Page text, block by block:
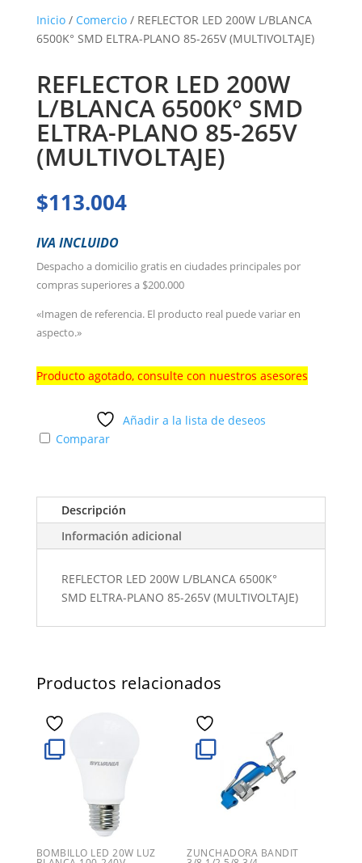
Inicio/ Comercio/ REFLECTOR LED 200W L/BLANCA
6500K° SMD ELTRA-PLANO 85-265V (MULTIVOLTAJE)
REFLECTOR LED 200W
L/BLANCA 6500K° SMD
ELTRA-PLANO 85-265V
(MULTIVOLTAJE)
$113.004
IVA INCLUIDO
Despacho a domicilio gratis en ciudades principales por
compras superiores a $200.000
«Imagen de referencia. El producto real puede variar en
aspecto.»
Producto agotado, consulte con nuestros asesores
Añadir a la lista de deseos
Comparar
Descripción
Información adicional
REFLECTOR LED 200W L/BLANCA 6500K°
SMD ELTRA-PLANO 85-265V (MULTIVOLTAJE)
Productos relacionados
BOMBILLO LED 20W LUZ ZUNCHADORA BANDIT